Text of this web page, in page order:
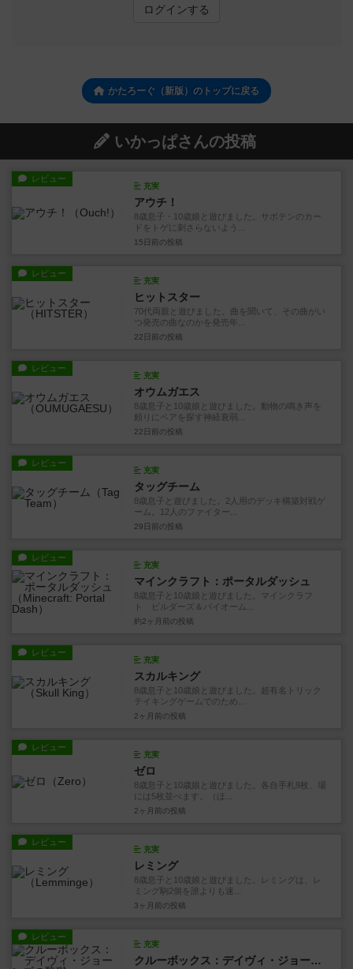
ログインする
かたろーぐ（新版）のトップに戻る
いかっぱさんの投稿
レビュー
充実
アウチ！
8歳息子・10歳娘と遊びました。サボテンのカー
ドをトゲに刺さらないよう...
15日前 の投稿
レビュー
充実
ヒットスター
70代両親と遊びました。曲を聞いて、その曲がい
つ発売の曲なのかを発売年...
22日前 の投稿
レビュー
充実
オウムガエス
8歳息子と10歳娘と遊びました。動物の鳴き声を
頼りにペアを探す神経衰弱...
22日前 の投稿
レビュー
充実
タッグチーム
8歳息子と遊びました。2人用のデッキ構築対戦ゲ
ーム。12人のファイター...
29日前 の投稿
レビュー
充実
マインクラフト：ポータルダッシュ
8歳息子と10歳娘と遊びました。マインクラフ
ト ビルダーズ＆バイオーム...
約2ヶ月前 の投稿
レビュー
充実
スカルキング
8歳息子と10歳娘と遊びました。超有名トリック
テイキングゲームでのため...
2ヶ月前 の投稿
レビュー
充実
ゼロ
8歳息子と10歳娘と遊びました。各自手札9枚、場
には5枚並べます。（ほ...
2ヶ月前 の投稿
レビュー
充実
レミング
8歳息子と10歳娘と遊びました。レミングは、レ
ミング駒2個を誰よりも速...
3ヶ月前 の投稿
レビュー
充実
クルーボックス：デイヴィ・ジョーンズの監獄